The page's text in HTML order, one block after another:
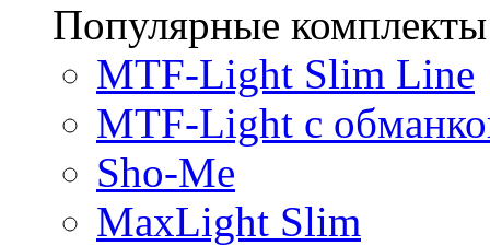
Популярные комплекты
MTF-Light Slim Line
MTF-Light с
Sho-Me
MaxLight Slim